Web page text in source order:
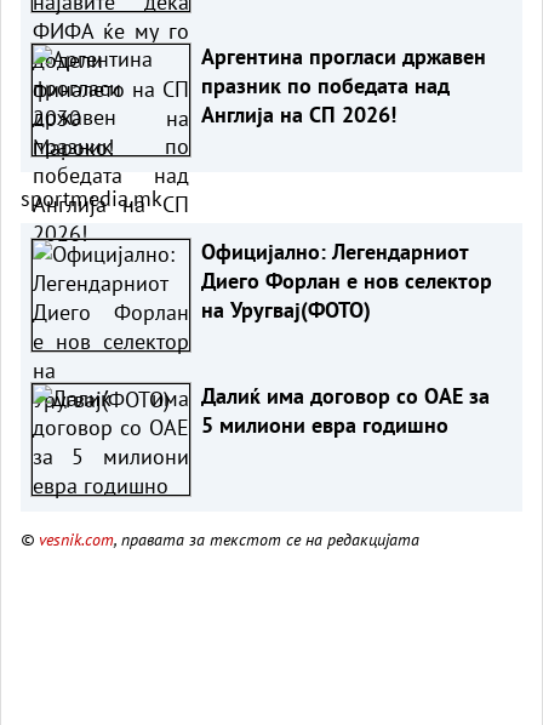
Аргентина прогласи државен
празник по победата над
Англија на СП 2026!
sportmedia.mk
Официјално: Легендарниот
Диего Форлан е нов селектор
на Уругвај(ФОТО)
Далиќ има договор со ОАЕ за
5 милиони евра годишно
© vesnik.com, правата за текстот се на редакцијата